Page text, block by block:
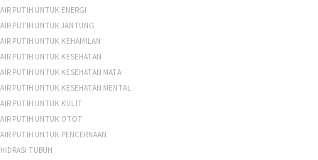
AIR PUTIH UNTUK ENERGI
AIR PUTIH UNTUK JANTUNG
AIR PUTIH UNTUK KEHAMILAN
AIR PUTIH UNTUK KESEHATAN
AIR PUTIH UNTUK KESEHATAN MATA
AIR PUTIH UNTUK KESEHATAN MENTAL
AIR PUTIH UNTUK KULIT
AIR PUTIH UNTUK OTOT
AIR PUTIH UNTUK PENCERNAAN
HIDRASI TUBUH